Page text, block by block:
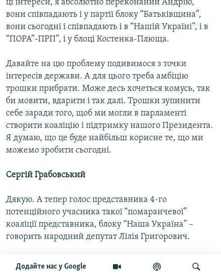
Додайте нас у Google
ці інтереси, я абсолютно переконаний Андрію,
вони співпадають і у партії блоку “Батьківщина”,
вони сьогодні і співпадають і в “Нашій Україні”, і в
“ПОРА”-ПРП”, і у блоці Костенка-Плюща.
Давайте на цю проблему подивимося з точки
інтересів держави. А для цього треба амбіцію
трошки прибрати. Може десь хочеться комусь, так
би мовити, вдарити і так далі. Трошки зупинити
себе заради того, щоб ми могли в парламенті
створити коаліцію і підтримку нашого Президента.
Я думаю, що це буде найбільш корисне те, що ми
можемо зробити сьогодні.
Сергій Грабовський
Дякую. А тепер голос представника 4-го
потенційного учасника такої “помаранчевої”
коаліції представника, блоку “Наша Україна” –
говорить народний депутат Лілія Григорович.
Лілія Григорович